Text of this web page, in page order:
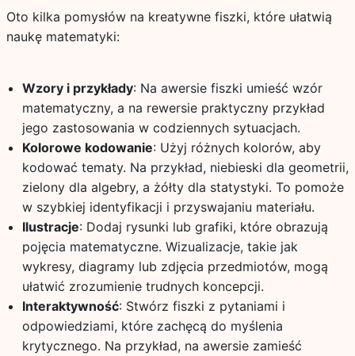
Oto kilka pomysłów na kreatywne fiszki, które ułatwią
naukę matematyki:
Wzory i przykłady: Na awersie fiszki umieść wzór
matematyczny, a na rewersie praktyczny przykład
jego zastosowania w codziennych sytuacjach.
Kolorowe kodowanie: Użyj różnych kolorów, aby
kodować tematy. Na przykład, niebieski dla geometrii,
zielony dla algebry, a żółty dla statystyki. To pomoże
w szybkiej identyfikacji i przyswajaniu materiału.
Ilustracje: Dodaj rysunki lub grafiki, które obrazują
pojęcia matematyczne. Wizualizacje, takie jak
wykresy, diagramy lub zdjęcia przedmiotów, mogą
ułatwić zrozumienie trudnych koncepcji.
Interaktywność: Stwórz fiszki z pytaniami i
odpowiedziami, które zachęcą do myślenia
krytycznego. Na przykład, na awersie zamieść